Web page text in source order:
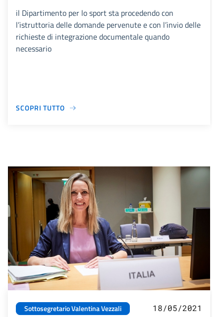
il Dipartimento per lo sport sta procedendo con
l’istruttoria delle domande pervenute e con l’invio delle
richieste di integrazione documentale quando
necessario
SCOPRI TUTTO
Sottosegretario Valentina Vezzali 18/05/2021